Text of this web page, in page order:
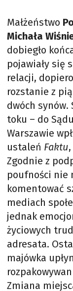
Małżeństwo
Michała
dobiegło
pojawiały się
relacji,
rozstanie z
dwóch synów.
toku – do
Warszawie
ustaleń Faktu
Zgodnie z
poufności nie
komentować
mediach
jednak
życiowych
adresata.
majówka
Zmiana